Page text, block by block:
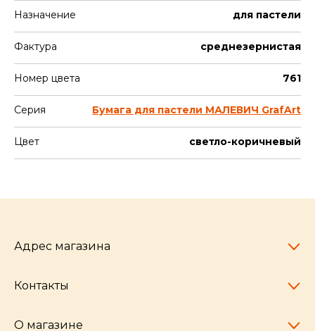
Назначение для пастели
Фактура среднезернистая
Номер цвета 761
Серия Бумага для пастели МАЛЕВИЧ GrafArt
Цвет светло-коричневый
Адрес магазина
Челябинск,
Контакты
О магазине